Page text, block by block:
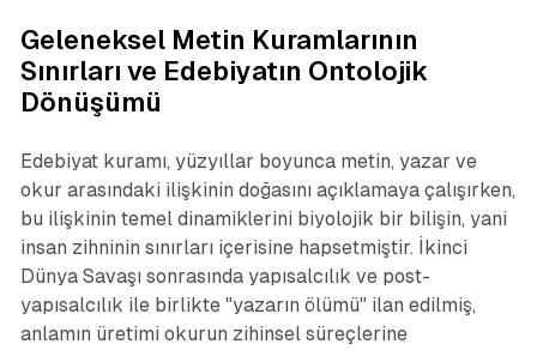
Geleneksel Metin Kuramlarının
Sınırları ve Edebiyatın Ontolojik
Dönüşümü
Edebiyat kuramı, yüzyıllar boyunca metin, yazar ve
okur arasındaki ilişkinin doğasını açıklamaya çalışırken,
bu ilişkinin temel dinamiklerini biyolojik bir bilişin, yani
insan zihninin sınırları içerisine hapsetmiştir. İkinci
Dünya Savaşı sonrasında yapısalcılık ve post-
yapısalcılık ile birlikte "yazarın ölümü" ilan edilmiş,
anlamın üretimi okurun zihinsel süreçlerine